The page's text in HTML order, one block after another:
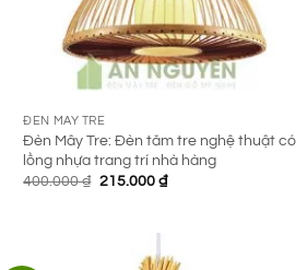
ĐÈN MÂY TRE
Đèn Mây Tre: Đèn tăm tre nghệ thuật có
lồng nhựa trang trí nhà hàng
400.000₫ Giá
215.000 ₫Giá